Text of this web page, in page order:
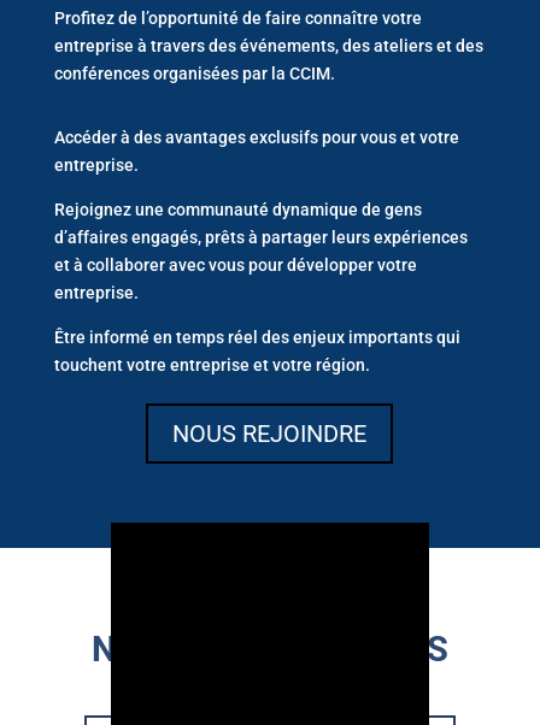
Profitez de l’opportunité de faire connaître votre
entreprise à travers des événements, des ateliers et des
conférences organisées par la CCIM.
Accéder à des avantages exclusifs pour vous et votre
entreprise.
Rejoignez une communauté dynamique de gens
d’affaires engagés, prêts à partager leurs expériences
et à collaborer avec vous pour développer votre
entreprise.
Être informé en temps réel des enjeux importants qui
touchent votre entreprise et votre région.
NOUS REJOINDRE
NOUVEAUX MEMBRES